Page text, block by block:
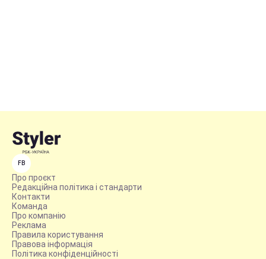
FB
Про проєкт
Редакційна політика і стандарти
Контакти
Команда
Про компанію
Реклама
Правила користування
Правова інформація
Політика конфіденційності